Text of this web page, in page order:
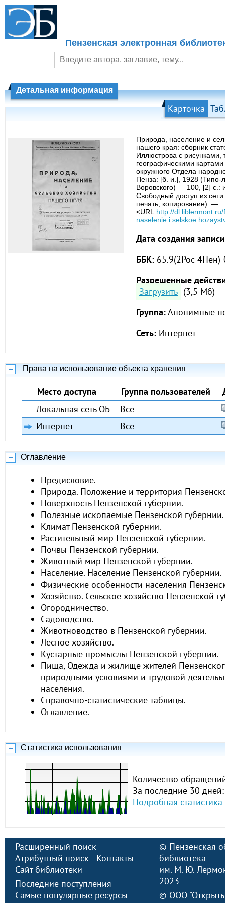
Пензенская электронная
Детальная информация
Карточка
Природа, население и
нашего края: сборник
Иллюстрова с рисунками,
географическими
окружного Отдела
Пенза: [б. и.], 1928 (Типо-
Воровского) — 100, [2] с.:
Свободный доступ из
печать, копирование). —
<URL:http://
naselenie i selskoe
Дата создания
ББК: 65.9(2Рос-
Разрешенные
Загрузить (3,5 Мб)
Группа:Анонимные
Сеть: Интернет
Права на использование объекта хранения
Место доступа Группа пользователей
Локальная сеть ОБ
Все
Интернет
Все
Оглавление
Предисловие.
Природа. Положение и территория
Поверхность Пензенской губернии.
Полезные ископаемые Пензенской губернии.
Климат Пензенской губернии.
Растительный мир Пензенской губернии.
Почвы Пензенской губернии.
Животный мир Пензенской губернии.
Население. Население Пензенской губернии.
Физические особенности населения
Хозяйство. Сельское хозяйство Пензенской
Огородничество.
Садоводство.
Животноводство в Пензенской губернии.
Лесное хозяйство.
Кустарные промыслы Пензенской губернии.
Пища, Одежда и жилище жителей
природными условиями и трудовой
населения.
Справочно-статистические таблицы.
Оглавление.
Статистика использования
Количество
За последние 30
Подробная статистика
Расширенный поиск
Атрибутный поиск
Контакты
Сайт библиотеки
Последние поступления
Самые популярные ресурсы
© Пензенская
библиотека
им. М. Ю.
2023
© ООО